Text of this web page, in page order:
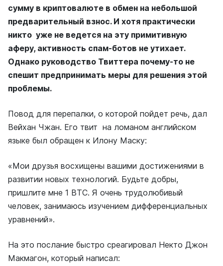
сумму в криптовалюте в обмен на небольшой
предварительный взнос. И хотя практически
никто уже не ведется на эту примитивную
аферу, активность спам-ботов не утихает.
Однако руководство Твиттера почему-то не
спешит предпринимать меры для решения этой
проблемы.
Повод для перепалки, о которой пойдет речь, дал
Вейхан Чжан. Его твит на ломаном английском
языке был обращен к Илону Маску:
«Мои друзья восхищены вашими достижениями в
развитии новых технологий. Будьте добры,
пришлите мне 1 ВТС. Я очень трудолюбивый
человек, занимаюсь изучением дифференциальных
уравнений».
На это послание быстро среагировал Некто Джон
Макмагон, который написал: